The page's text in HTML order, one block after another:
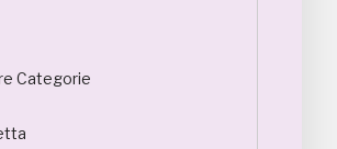
Categorie